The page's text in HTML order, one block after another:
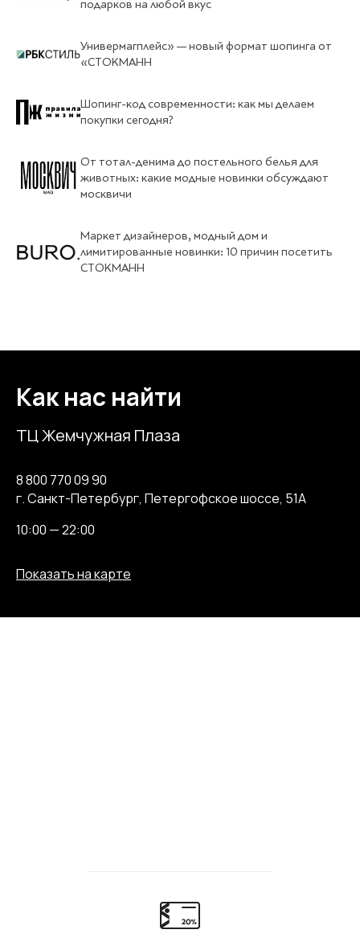
подарков на любой вкус
Универмагплейс» — новый формат шопинга от
«СТОКМАНН
Шопинг-код современности: как мы делаем
покупки сегодня?
От тотал-денима до постельного белья для
животных: какие модные новинки обсуждают
москвичи
Маркет дизайнеров, модный дом и
лимитированные новинки: 10 причин посетить
СТОКМАНН
Как нас найти
ТЦ Жемчужная Плаза
8 800 770 09 90
г. Санкт-Петербург, Петергофское шоссе, 51А
10:00 — 22:00
Показать на карте